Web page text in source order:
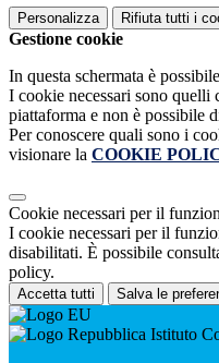
Personalizza Rifiuta tutti i
Gestione cookie
In questa schermata è
I cookie necessari sono quelli
piattaforma e non è possibile
Per conoscere quali sono i
visionare la COOKIE
Cookie necessari per il
I cookie necessari per il
disabilitati. È possibile
policy.
Accetta tutti Salva le
Istituto